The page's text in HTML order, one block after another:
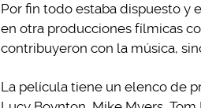
Por fin todo estaba dispuesto y
en otra producciones fílmicas
contribuyeron con la música,
La película tiene un elenco de